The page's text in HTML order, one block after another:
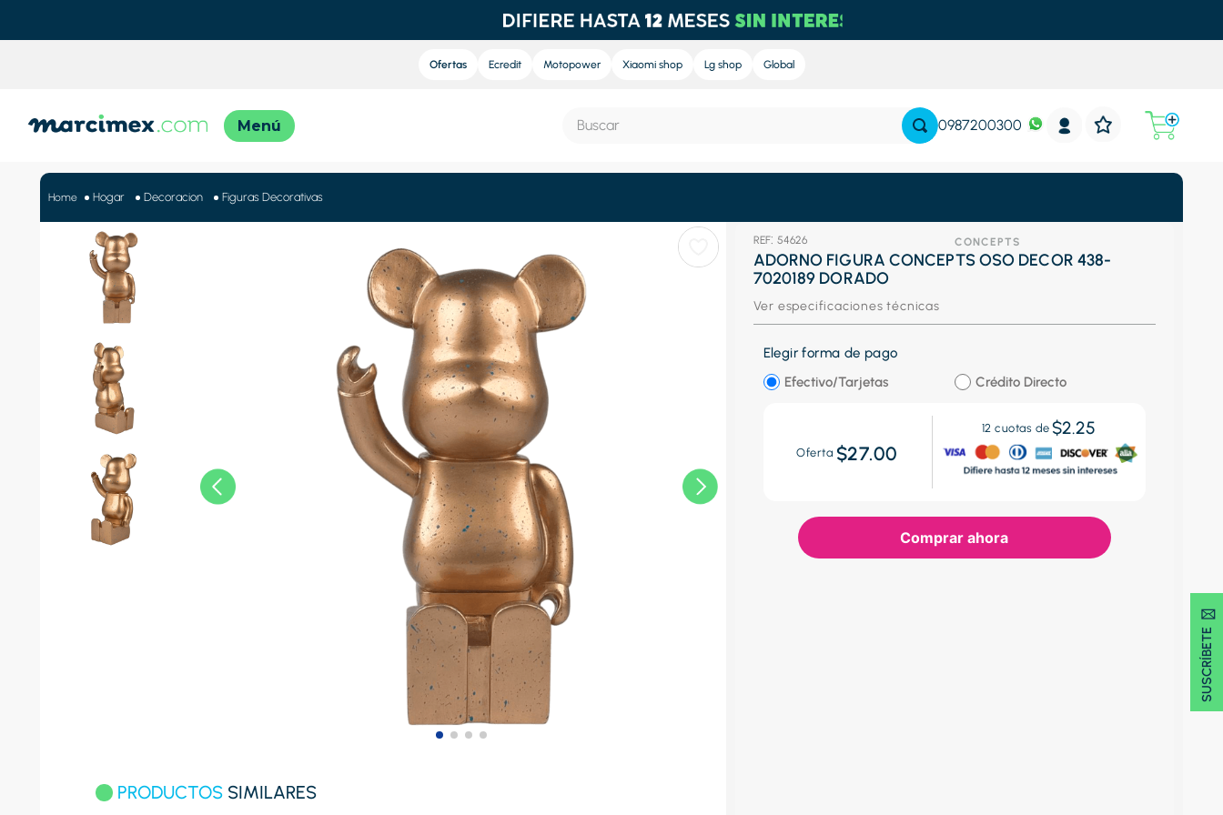
Ofertas Ecredit Motopower Xiaomi shop Lg shop Global
0987200300
SUSCRÍBETE 🖂
Hogar Decoracion Figuras Decorativas
PRODUCTOS SIMILARES
: 54626 CONCEPTS
ADORNO FIGURA CONCEPTS OSO DECOR 438-
7020189 DORADO
Ver especificaciones técnicas
Elegir forma de pago
Efectivo/Tarjetas
Crédito Directo
Oferta $27.00
12 cuotas de $2.25
Comprar ahora
2.
moto
iphone
england sound
lavadora
6.
england sound pro
7.
refrigeradora
8 .
celulares
9.
cocina
congelador